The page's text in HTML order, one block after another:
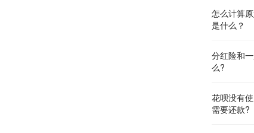
怎么计算
是什么？
分红险和
么?
花呗没有
需要还款?